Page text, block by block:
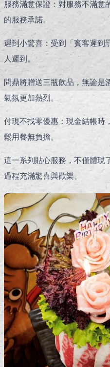
服務滿意保證：對服務不滿意
的服務承諾。
遲到小驚喜：受到「賓客遲到
人遲到。
問鼎將贈送三瓶飲品，無論是
氣氛更加熱烈。
付現不找零優惠：現金結帳時
鬆用餐無負擔。
這一系列貼心服務，不僅體現
過程充滿驚喜與歡樂。